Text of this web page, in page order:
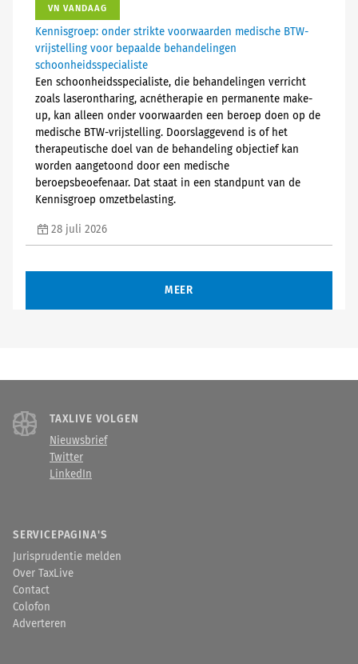
VN VANDAAG
Kennisgroep: onder strikte voorwaarden medische BTW-
vrijstelling voor bepaalde behandelingen
schoonheidsspecialiste
Een schoonheidsspecialiste, die behandelingen verricht
zoals laserontharing, acnétherapie en permanente make-
up, kan alleen onder voorwaarden een beroep doen op de
medische BTW-vrijstelling. Doorslaggevend is of het
therapeutische doel van de behandeling objectief kan
worden aangetoond door een medische
beroepsbeoefenaar. Dat staat in een standpunt van de
Kennisgroep omzetbelasting.
28 juli 2026
MEER
TAXLIVE VOLGEN
Nieuwsbrief
Twitter
LinkedIn
SERVICEPAGINA'S
Jurisprudentie melden
Over TaxLive
Contact
Colofon
Adverteren